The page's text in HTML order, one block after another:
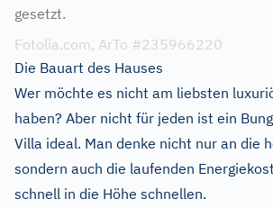
gesetzt.
Fotolia.com, ArTo #235966220
Die Bauart des Hauses
Wer möchte es nicht am liebsten
haben? Aber nicht für jeden ist ein
Villa ideal. Man denke nicht nur an die
sondern auch die laufenden
schnell in die Höhe schnellen.